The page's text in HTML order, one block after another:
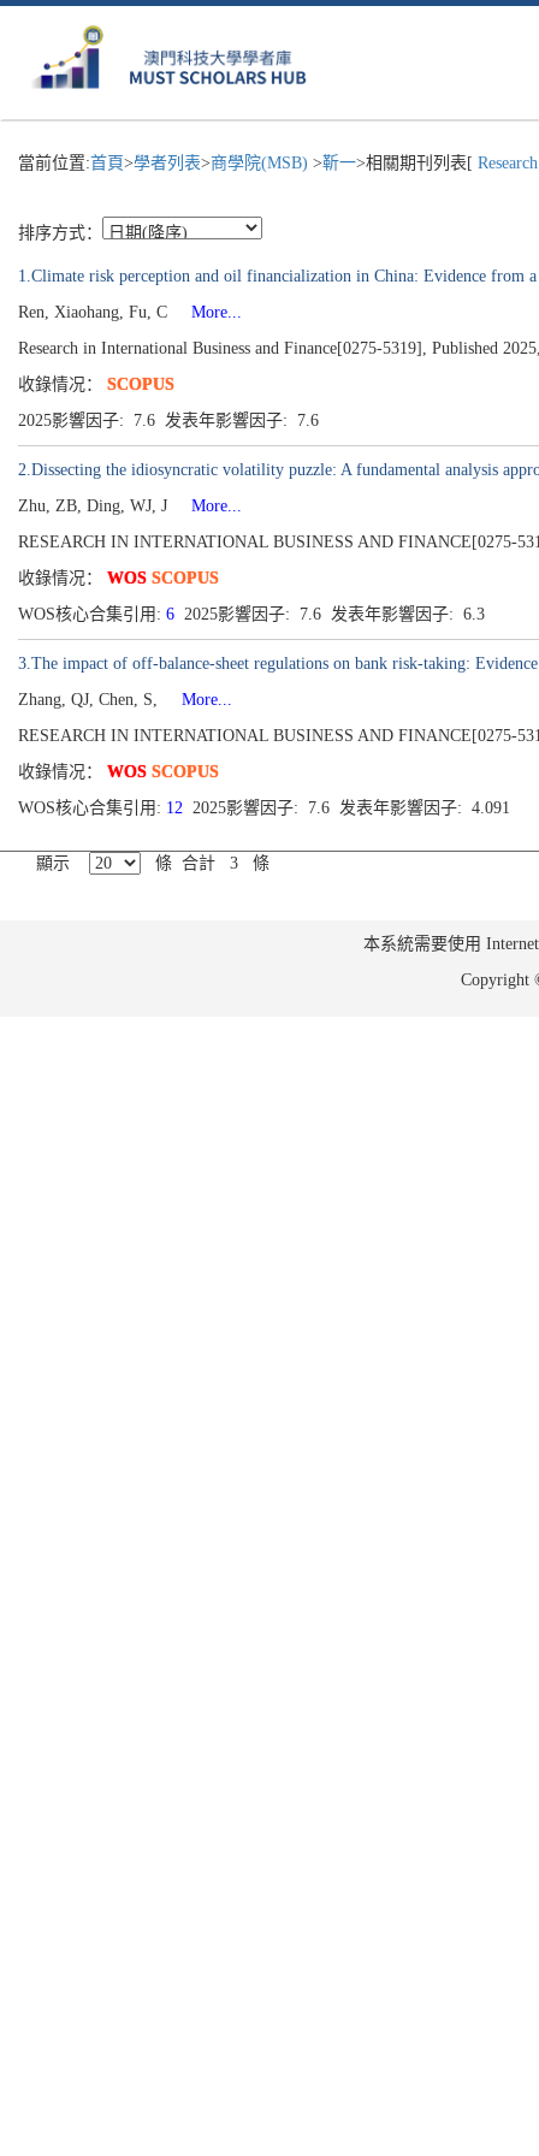
當前位置:首頁>學者列表>商學院(MSB) >靳一>相關期刊列表[
排序方式：
1.Climate risk perception and oil financialization in China: Evidence from
Ren, Xiaohang, Fu, C
More...
Research in International Business and Finance[0275-5319], Published
收錄情况： SCOPUS
2025影響因子: 7.6 发表年影響因子: 7.6
2.Dissecting the idiosyncratic volatility puzzle: A fundamental analysis
Zhu, ZB, Ding, WJ, J
More...
RESEARCH IN INTERNATIONAL BUSINESS AND FINANCE[0275-
收錄情况： WOS SCOPUS
WOS核心合集引用: 6 2025影響因子: 7.6 发表年影響因子: 6.3
3.The impact of off-balance-sheet regulations on bank risk-taking:
Zhang, QJ, Chen, S,
More...
RESEARCH IN INTERNATIONAL BUSINESS AND FINANCE[0275-
收錄情况： WOS SCOPUS
WOS核心合集引用: 12 2025影響因子: 7.6 发表年影響因子: 4.091
顯示 條 合計 3 條
本系統需要使用
Copyright